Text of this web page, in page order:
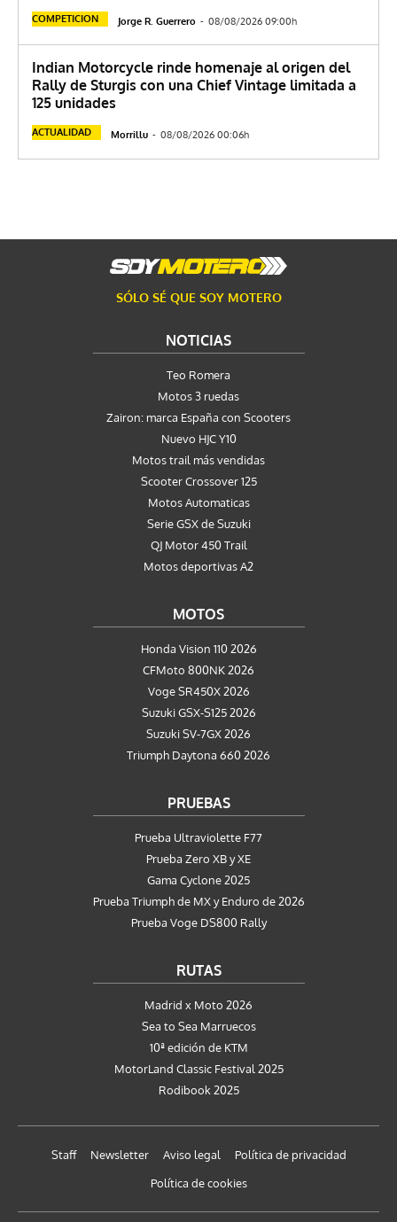
COMPETICION Jorge R. Guerrero - 08/08/2026 09:00h
Indian Motorcycle rinde homenaje al origen del
Rally de Sturgis con una Chief Vintage limitada a
125 unidades
ACTUALIDAD Morrillu - 08/08/2026 00:06h
SÓLO SÉ QUE SOY MOTERO
NOTICIAS
Teo Romera
Motos 3 ruedas
Zairon: marca España con Scooters
Nuevo HJC Y10
Motos trail más vendidas
Scooter Crossover 125
Motos Automaticas
Serie GSX de Suzuki
QJ Motor 450 Trail
Motos deportivas A2
MOTOS
Honda Vision 110 2026
CFMoto 800NK 2026
Voge SR450X 2026
Suzuki GSX-S125 2026
Suzuki SV-7GX 2026
Triumph Daytona 660 2026
PRUEBAS
Prueba Ultraviolette F77
Prueba Zero XB y XE
Gama Cyclone 2025
Prueba Triumph de MX y Enduro de 2026
Prueba Voge DS800 Rally
RUTAS
Madrid x Moto 2026
Sea to Sea Marruecos
10ª edición de KTM
MotorLand Classic Festival 2025
Rodibook 2025
Staff Newsletter Aviso legal
Política de privacidad
Política de cookies